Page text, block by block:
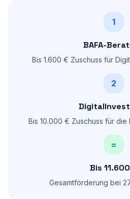
1
BAFA-
Bis 1.600 € Zuschuss für
2
Bis 10.000 € Zuschuss für
=
Bis
Gesamtförderung bei